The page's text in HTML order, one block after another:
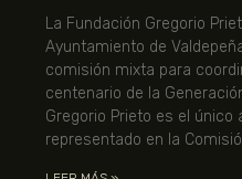
La Fundación Gregorio
Ayuntamiento de
comisión mixta para
centenario de la
Gregorio Prieto es el único
representado en la